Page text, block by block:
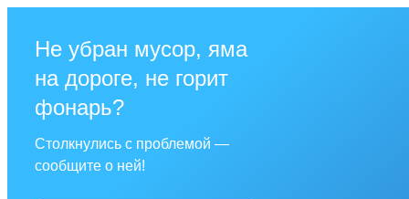
Не убран мусор, яма
на дороге, не горит
фонарь?
Столкнулись с проблемой —
сообщите о ней!